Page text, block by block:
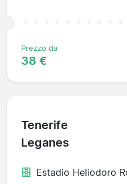
Prezzo da
38 €
Tenerife
Leganes
Estadio Heliodoro